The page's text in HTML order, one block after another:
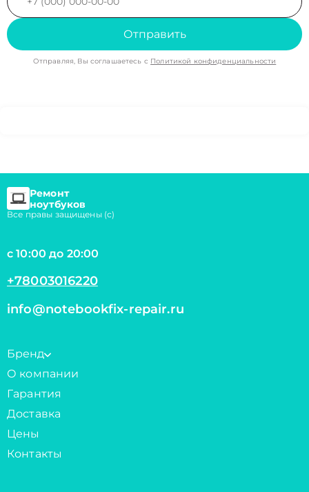
Отправить
Отправляя, Вы соглашаетесь с Политикой конфиденциальности
Ремонт
ноутбуков
Все правы защищены (с)
с 10:00 до 20:00
+78003016220
info@notebookfix-repair.ru
Бренд
О компании
Гарантия
Доставка
Цены
Контакты